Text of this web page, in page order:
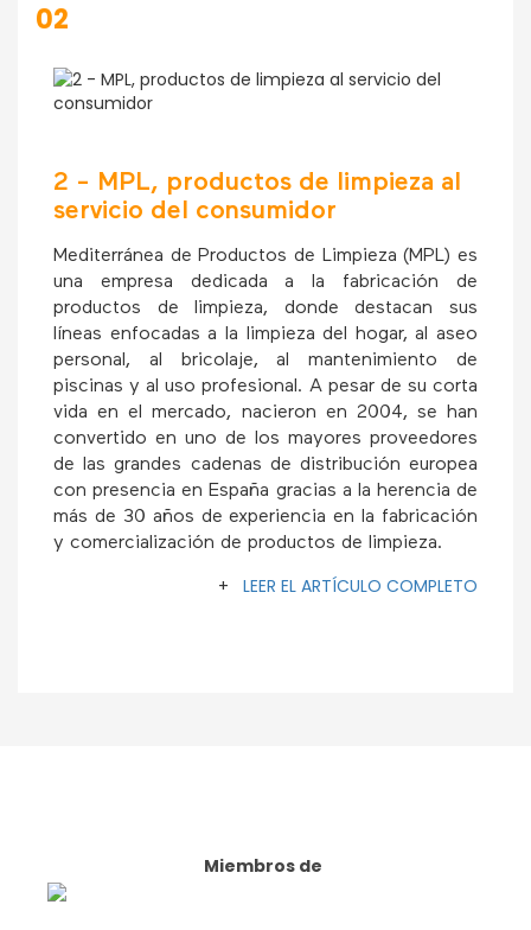
02
2 - MPL, productos de limpieza al
servicio del consumidor
Mediterránea de Productos de Limpieza (MPL) es
una empresa dedicada a la fabricación de
productos de limpieza, donde destacan sus
líneas enfocadas a la limpieza del hogar, al aseo
personal, al bricolaje, al mantenimiento de
piscinas y al uso profesional. A pesar de su corta
vida en el mercado, nacieron en 2004, se han
convertido en uno de los mayores proveedores
de las grandes cadenas de distribución europea
con presencia en España gracias a la herencia de
más de 30 años de experiencia en la fabricación
y comercialización de productos de limpieza.
+ LEER EL ARTÍCULO COMPLETO
Miembros de